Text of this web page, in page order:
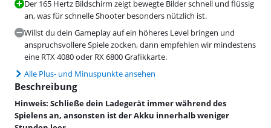
Der 165 Hertz Bildschirm zeigt bewegte Bilder schnell und flüssig
an, was für schnelle Shooter besonders nützlich ist.
Willst du dein Gameplay auf ein höheres Level bringen und
anspruchsvollere Spiele zocken, dann empfehlen wir mindestens
eine RTX 4080 oder RX 6800 Grafikkarte.
Alle Plus- und Minuspunkte ansehen
Beschreibung
Hinweis: Schließe dein Ladegerät immer während des
Spielens an, ansonsten ist der Akku innerhalb weniger